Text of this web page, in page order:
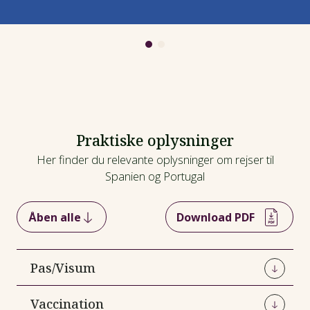
aftenen fri.
Praktiske oplysninger
Her finder du relevante oplysninger om rejser til
Spanien og Portugal
Åben alle Download PDF
Pas/Visum
Vaccination